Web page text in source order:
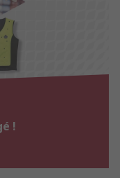
!